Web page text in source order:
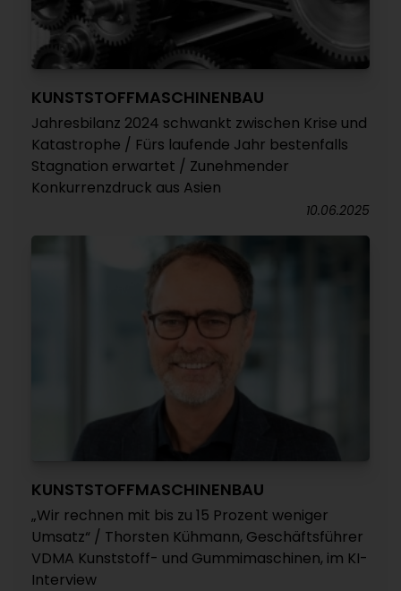
KUNSTSTOFFMASCHINENBAU
Jahresbilanz 2024 schwankt zwischen Krise und
Katastrophe / Fürs laufende Jahr bestenfalls
Stagnation erwartet / Zunehmender
Konkurrenzdruck aus Asien
10.06.2025
KUNSTSTOFFMASCHINENBAU
„Wir rechnen mit bis zu 15 Prozent weniger
Umsatz“ / Thorsten Kühmann, Geschäftsführer
VDMA Kunststoff- und Gummimaschinen, im KI-
Interview